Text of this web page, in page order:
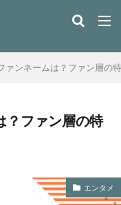
ァンネームは？ファン層の
？ファン層の特
エンタメ